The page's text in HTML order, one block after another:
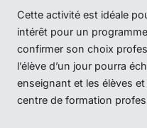
Cette activité est idéale
intérêt pour un
confirmer son choix
l’élève d’un jour pourra
enseignant et les élèves
centre de formation